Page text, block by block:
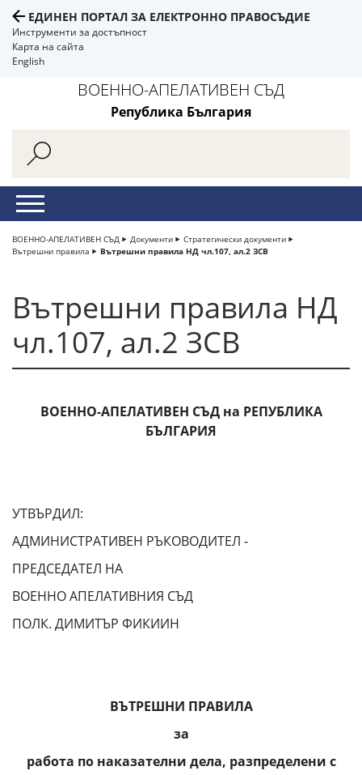
ЕДИНЕН ПОРТАЛ ЗА ЕЛЕКТРОННО ПРАВОСЪДИЕ
Инструменти за достъпност
Карта на сайта
English
ВОЕННО-АПЕЛАТИВЕН СЪД
Република България
ВОЕННО-АПЕЛАТИВЕН СЪД Документи
Стратегически документи
Вътрешни правила
Вътрешни правила НД чл.107, ал.2 ЗСВ
Вътрешни правила НД
чл.107, ал.2 ЗСВ
ВОЕННО-АПЕЛАТИВЕН СЪД на РЕПУБЛИКА
БЪЛГАРИЯ
УТВЪРДИЛ:
АДМИНИСТРАТИВЕН РЪКОВОДИТЕЛ -
ПРЕДСЕДАТЕЛ НА
ВОЕННО АПЕЛАТИВНИЯ СЪД
ПОЛК. ДИМИТЪР ФИКИИН
ВЪТРЕШНИ ПРАВИЛА
за
работа по наказателни дела, разпределени с